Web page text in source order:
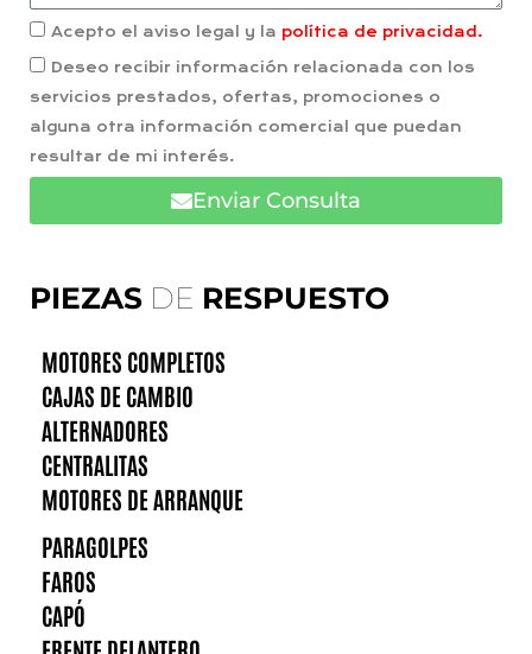
PIEZAS DE RESPUESTO
MOTORES COMPLETOS
CAJAS DE CAMBIO
ALTERNADORES
CENTRALITAS
MOTORES DE ARRANQUE
PARAGOLPES
FAROS
CAPÓ
Acepto el aviso legal y la política de privacidad.
Deseo recibir información relacionada con los
servicios prestados, ofertas, promociones o
alguna otra información comercial que puedan
resultar de mi interés.
Enviar Consulta